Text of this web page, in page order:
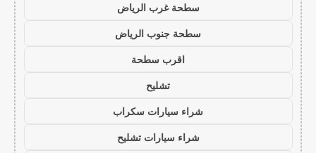
سطحة غرب الرياض
سطحة جنوب الرياض
اقرب سطحة
تشليح
شراء سيارات سكراب
شراء سيارات تشليح